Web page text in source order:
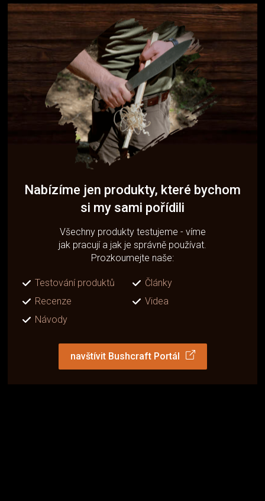
Nabízíme jen produkty, které bychom
si my sami pořídili
Všechny produkty testujeme - víme
jak pracují a jak je správně používat.
Prozkoumejte naše:
Testování produktů
Články
Recenze
Videa
Návody
navštívit Bushcraft Portál